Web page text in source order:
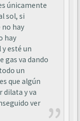
únicamente
sol, si
no hay
hay
esté un
gas va dando
un
que algún
dilata y va
ver